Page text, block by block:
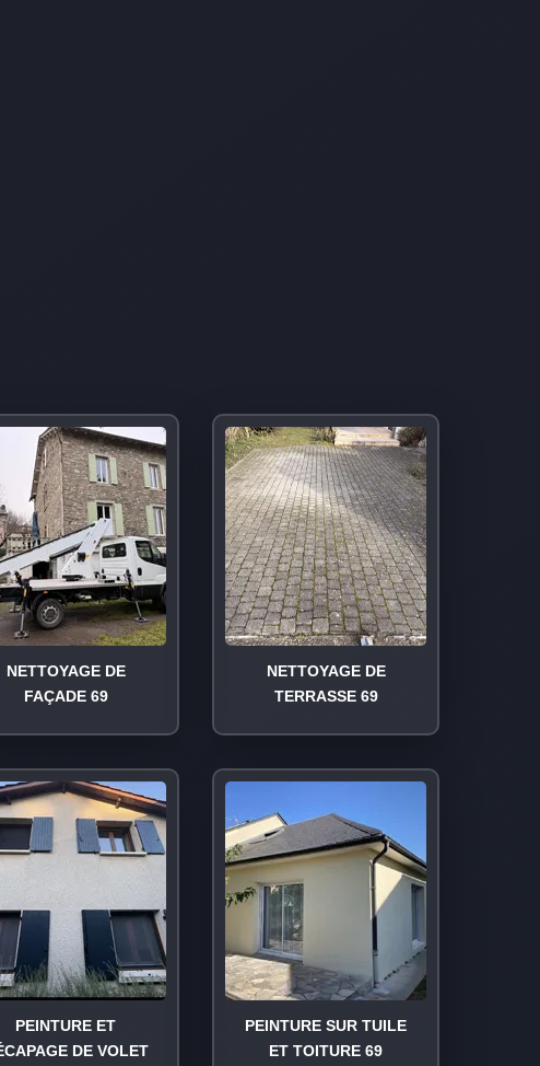
NETTOYAGE DE
FAÇADE 69
NETTOYAGE DE
TERRASSE 69
PEINTURE ET
DE VOLET
PEINTURE SUR TUILE
ET TOITURE 69